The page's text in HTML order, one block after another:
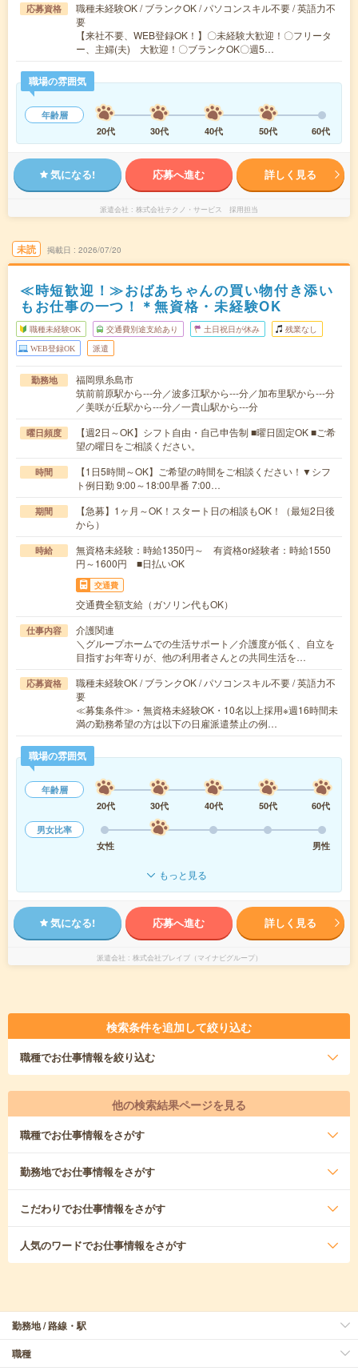
応募資格
職種未経験OK / ブランクOK / パソコンスキル不要 / 英語力不
要
【来社不要、WEB登録OK！】〇未経験大歓迎！〇フリータ
ー、主婦(夫) 大歓迎！〇ブランクOK〇週5…
職場の雰囲気
年齢層
20代
30代 40代 50代 60代
気になる! 応募へ進む 詳しく見る
派遣会社 株式会社テクノ・サービス 採用担当
未読 掲載日 2026/07/20
≪時短歓迎！≫おばあちゃんの買い物付き添い
もお仕事の一つ！＊無資格・未経験OK
職種未経験OK 交通費別途支給あり 土日祝日が休み 残業なし
WEB登録OK 派遣
勤務地
福岡県糸島市
筑前前原駅から---分／波多江駅から---分／加布里駅から---分
／美咲が丘駅から---分／一貴山駅から---分
曜日頻度
【週2日～OK】シフト自由・自己申告制 ■曜日固定OK ■ご希
望の曜日をご相談ください。
時間
【1日5時間～OK】ご希望の時間をご相談ください！▼シフ
ト例日勤 9:00～18:00早番 7:00…
期間
【急募】1ヶ月～OK！スタート日の相談もOK！（最短2日後
から）
時給
無資格未経験：時給1350円～ 有資格or経験者：時給1550
円～1600円 ■日払いOK
交通費
交通費全額支給（ガソリン代もOK）
仕事内容
介護関連
＼グループホームでの生活サポート／介護度が低く、自立を
目指すお年寄りが、他の利用者さんとの共同生活を…
応募資格
職種未経験OK / ブランクOK / パソコンスキル不要 / 英語力不
要
≪募集条件≫・無資格未経験OK・10名以上採用※週16時間未
満の勤務希望の方は以下の日雇派遣禁止の例…
職場の雰囲気
年齢層
20代
30代 40代 50代
60代
男女比率
女性
男性
もっと見る
気になる! 応募へ進む 詳しく見る
派遣会社 株式会社ブレイブ（マイナビグループ）
検索条件を追加して絞り込む
職種でお仕事情報を絞り込む
他の検索結果ページを見る
職種でお仕事情報をさがす
勤務地でお仕事情報をさがす
こだわりでお仕事情報をさがす
人気のワードでお仕事情報をさがす
勤務地 / 路線・駅
職種